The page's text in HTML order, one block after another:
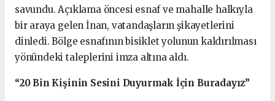
savundu. Açıklama öncesi esnaf ve mahalle halkıyla
bir araya gelen İnan, vatandaşların şikayetlerini
dinledi. Bölge esnafının bisiklet yolunun kaldırılması
yönündeki taleplerini imza altına aldı.
“20 Bin Kişinin Sesini Duyurmak İçin Buradayız”